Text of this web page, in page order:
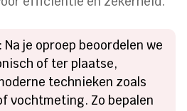
: Na je oproep beoordelen we
of ter plaatse,
technieken zoals
vochtmeting. Zo bepalen